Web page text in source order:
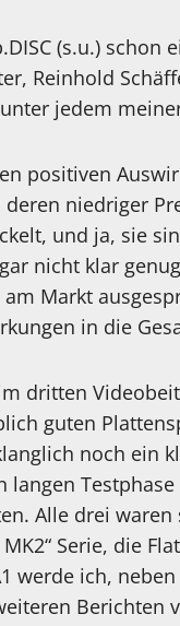
(s.u.) schon
Reinhold
jedem
positiven
niedriger
und ja, sie
nicht klar
Markt
in die
dritten
guten
noch ein
Alle drei
Serie, die
werde ich,
Berichten